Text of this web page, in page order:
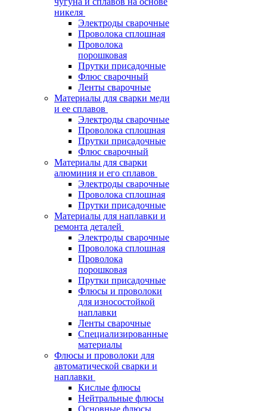
никеля
Электроды сварочные
Проволока сплошная
Проволока
порошковая
Прутки присадочные
Флюс сварочный
Ленты сварочные
Материалы для сварки меди
и ее сплавов
Электроды сварочные
Проволока сплошная
Прутки присадочные
Флюс сварочный
Материалы для сварки
алюминия и его сплавов
Электроды сварочные
Проволока сплошная
Прутки присадочные
Материалы для наплавки и
ремонта деталей
Электроды сварочные
Проволока сплошная
Проволока
порошковая
Прутки присадочные
Флюсы и проволоки
для износостойкой
наплавки
Ленты сварочные
Специализированные
материалы
Флюсы и проволоки для
автоматической сварки и
наплавки
Кислые флюсы
Нейтральные флюсы
Основные флюсы